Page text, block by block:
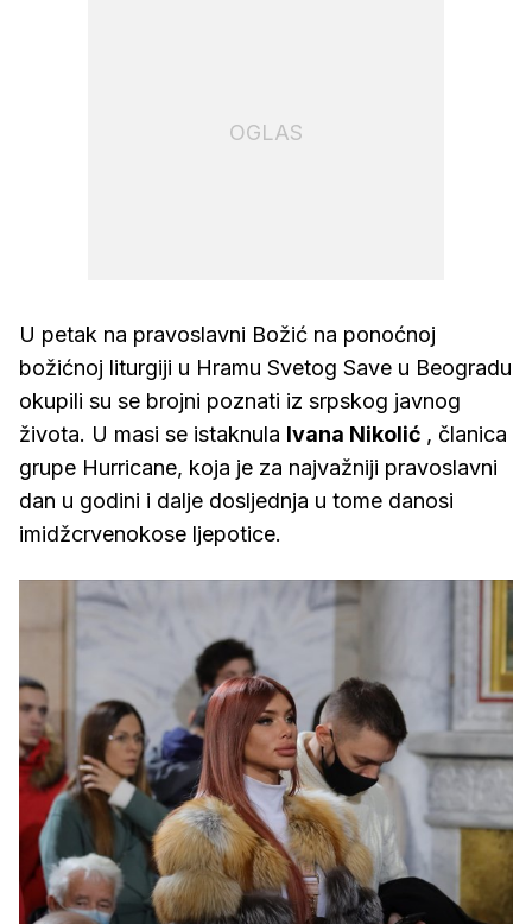
OGLAS
U petak na pravoslavni Božić na ponoćnoj
božićnoj liturgiji u Hramu Svetog Save u Beogradu
okupili su se brojni poznati iz srpskog javnog
života. U masi se istaknula Ivana Nikolić , članica
grupe Hurricane, koja je za najvažniji pravoslavni
dan u godini i dalje dosljednja u tome danosi
imidžcrvenokose ljepotice.